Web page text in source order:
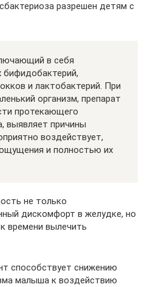
разрешен детям с
в себя
бифидобактерий,
и лактобактерий. При
организм, препарат
протекающего
выявляет причины
воздействует,
и полностью их
не только
дискомфорт в желудке, но
времени вылечить
способствует снижению
малыша к воздействию